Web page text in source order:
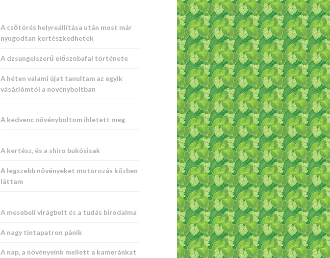
A csőtörés helyreállítása után most már
nyugodtan kertészkedhetek
A dzsungelszerű előszobafal története
A héten valami újat tanultam az egyik
vásárlómtól a növényboltban
A kedvenc növényboltom ihletett meg
A kertész, és a shiro bukósisak
A legszebb növényeket motorozás közben
láttam
A mesebeli virágbolt és a tudás birodalma
A nagy tintapatron pánik
A nap, a növényeink mellett a kameránkat